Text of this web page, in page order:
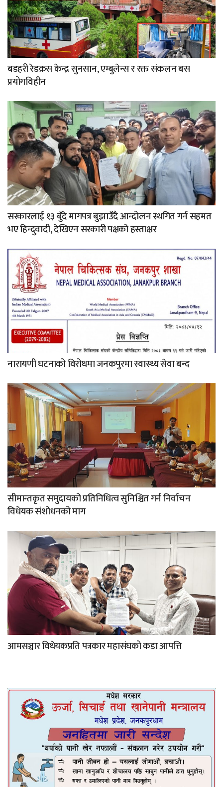
बडहरी रेडक्रस केन्द्र सुनसान, एम्बुलेन्स र रक्त संकलन बस
प्रयोगविहीन
सरकारलाई १३ बुँदे मागपत्र बुझाउँदै आन्दोलन स्थगित गर्न सहमत
भए हिन्दुवादी, देखिएन सरकारी पक्षको हस्ताक्षर
नारायणी घटनाको विरोधमा जनकपुरमा स्वास्थ्य सेवा बन्द
सीमान्तकृत समुदायको प्रतिनिधित्व सुनिश्चित गर्न निर्वाचन
विधेयक संशोधनको माग
आमसञ्चार विधेयकप्रति पत्रकार महासंघको कडा आपत्ति